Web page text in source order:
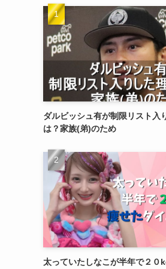
ダルビッシュ有が制限リスト入
は？家族(弟)のため
太っていたしなこが半年で２０